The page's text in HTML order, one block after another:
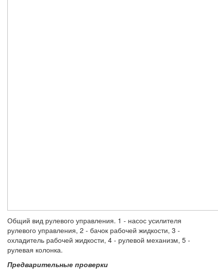
Общий вид рулевого управления. 1 - насос усилителя
рулевого управления, 2 - бачок рабочей жидкости, 3 -
охладитель рабочей жидкости, 4 - рулевой механизм, 5 -
рулевая колонка.
Предварительные проверки